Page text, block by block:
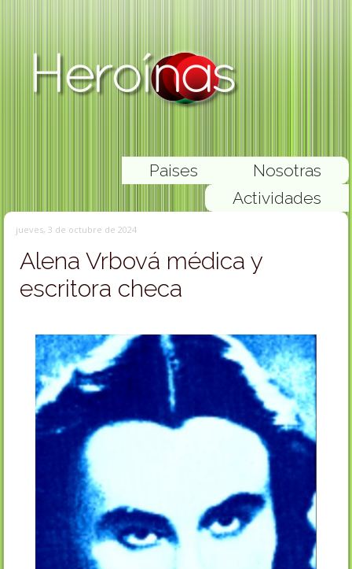
Nosotras
Paises
Actividades
jueves, 3 de octubre de 2024
Alena Vrbová médica y
escritora checa